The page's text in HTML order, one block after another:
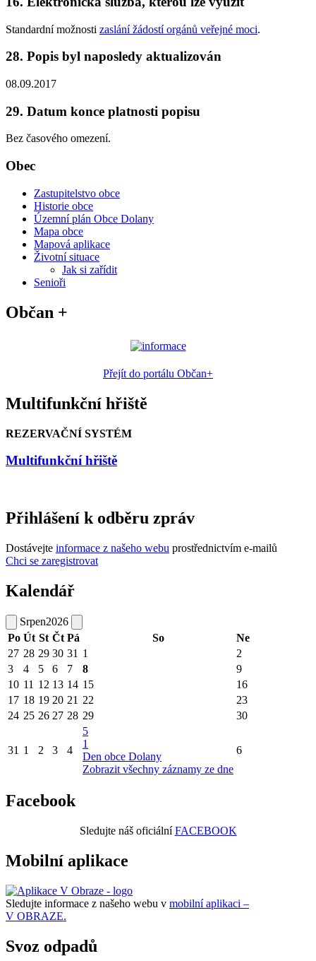
Standardní možnosti zaslání žádostí orgánů veřejné moci.
28. Popis byl naposledy aktualizován
08.09.2017
29. Datum konce platnosti popisu
Bez časového omezení.
Obec
Zastupitelstvo obce
Historie obce
Územní plán Obce Dolany
Mapa obce
Mapová aplikace
Životní situace
Jak si zařídit
Senioři
Občan +
Přejít do portálu Občan+
Multifunkční hřiště
REZERVAČNÍ SYSTÉM
Multifunkční hřiště
Přihlášení k odběru zpráv
Dostávejte informace z našeho webu prostřednictvím e-mailů
Chci se zaregistrovat
Kalendář
Srpen2026
Po Út St Čt Pá So
Ne
27 28 29 30 31 1
2
3
4 5 6 7 8
9
10 11 12 13 14 15
16
17 18 19 20 21 22
23
24 25 26 27 28 29 30
31 1 2 3 4
5
1
Den obce Dolany
Zobrazit všechny záznamy ze dne
6
Facebook
Sledujte náš oficiálníFACEBOOK
Mobilní aplikace
Sledujte informace z našeho webu v mobilní aplikaci –
V OBRAZE.
Svoz odpadů